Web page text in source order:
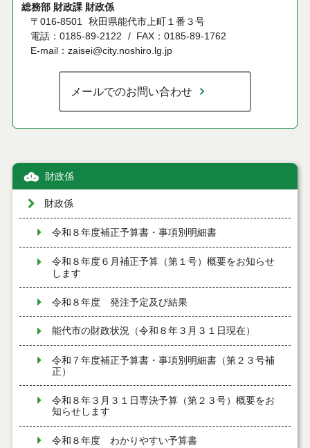
総務部 財政課 財政係
〒016-8501 秋田県能代市上町１番３号
電話：0185-89-2122
FAX：0185-89-1762
E-mail：zaisei@city.noshiro.lg.jp
メールでのお問い合わせ
財政係
財政係
令和８年度補正予算書・事項別明細書
令和８年度６月補正予算（第１号）概要をお知らせ
します
令和８年度 発注予定及び結果
能代市の財政状況（令和８年３月３１日現在）
令和７年度補正予算書・事項別明細書（第２３号補
正）
令和８年３月３１日専決予算（第２３号）概要をお
知らせします
令和８年度 わかりやすい予算書